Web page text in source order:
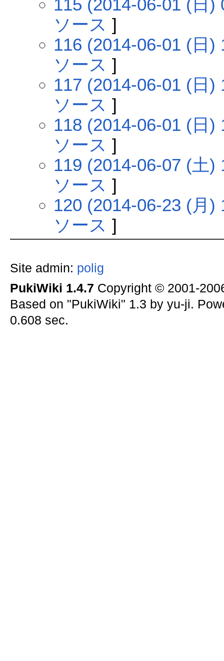
115 (2014-06-01 (日)
ソース ]
116 (2014-06-01 (日)
ソース ]
117 (2014-06-01 (日)
ソース ]
118 (2014-06-01 (日)
ソース ]
119 (2014-06-07 (土)
ソース ]
120 (2014-06-23 (月)
ソース ]
Site admin: polig
PukiWiki 1.4.7 Copyright © 2001-
Based on "PukiWiki" 1.3 by yu-ji.
0.608 sec.